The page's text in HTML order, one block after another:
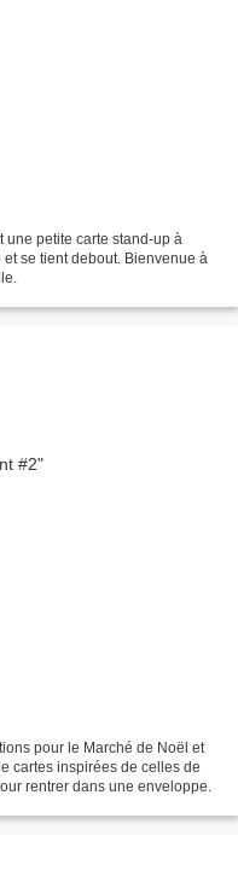
une petite carte stand-up à
se tient debout. Bienvenue à
pour le Marché de Noël et
cartes inspirées de celles de
rentrer dans une enveloppe.